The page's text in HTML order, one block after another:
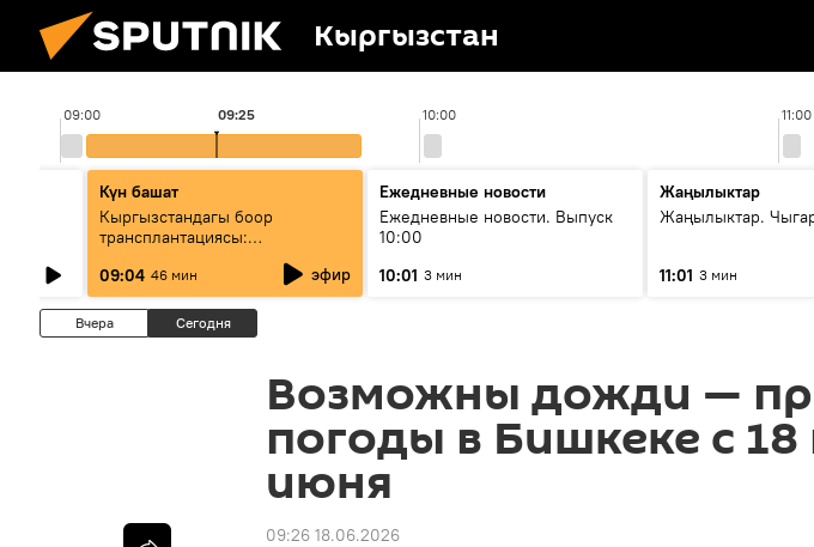
Кыргызстан
09:00 10:00 11:00
09:25
Күн башат
Кыргызстандагы боор
трансплантациясы:
жетишкендиктер жана өнүгүү
келечеги
09:04 46 мин эфир
Ежедневные новости
Ежедневные новости. Выпуск
10:00
10:01 3 мин
Жаңылыктар
Жаңылыктар.
11:01 3 мин
Вчера Сегодня
Возможны дожди —
погоды в Бишкеке с 18
июня
09:26 18.06.2026